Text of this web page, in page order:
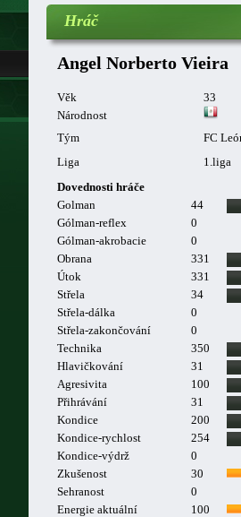
Hráč
Angel Norberto Vieira
Věk
33
Národnost
Tým
FC
Liga
1.liga
Dovednosti hráče
Golman
44
Gólman-reflex
0
Gólman-akrobacie
0
Obrana
331
Útok
331
Střela
34
Střela-dálka
0
Střela-zakončování
0
Technika
350
Hlavičkování
31
Agresivita
100
Přihrávání
31
Kondice
200
Kondice-rychlost
254
Kondice-výdrž
0
Zkušenost
30
Sehranost
0
Energie aktuální
100